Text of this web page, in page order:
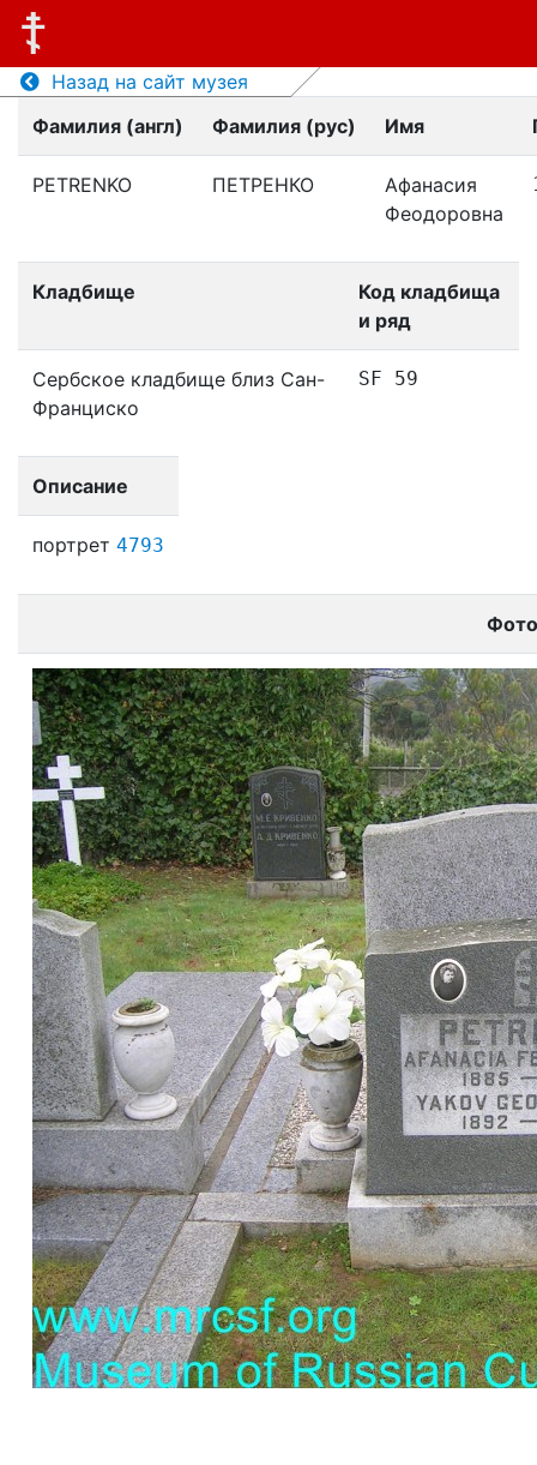
Назад на сайт музея
Фамилия (англ)
Фамилия (рус) Имя
PETRENKO ПЕТРЕНКО
Афанасия
Феодоровна
Кладбище
Код кладбища
и ряд
Сербское кладбище близ Сан-
Франциско
SF 59
Описание
портрет 4793
Фото